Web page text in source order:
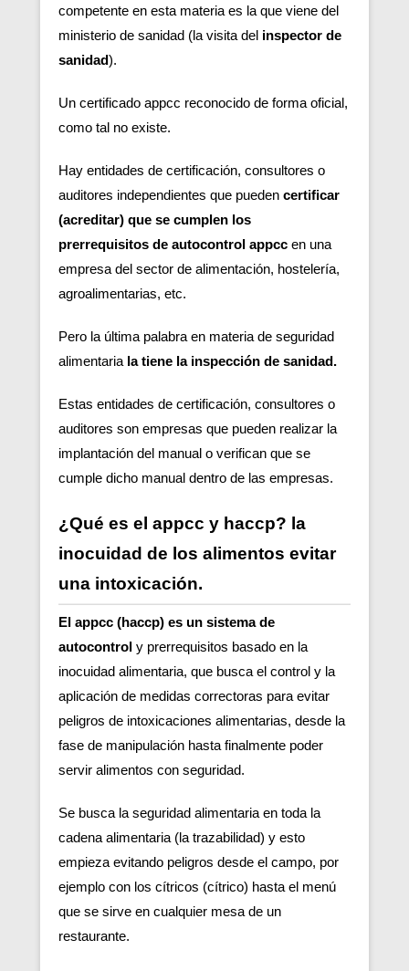
competente en esta materia es la que viene del
ministerio de sanidad (la visita del inspector de
sanidad).
Un certificado appcc reconocido de forma oficial,
como tal no existe.
Hay entidades de certificación, consultores o
auditores independientes que pueden certificar
(acreditar) que se cumplen los
prerrequisitos de autocontrol appcc en una
empresa del sector de alimentación, hostelería,
agroalimentarias, etc.
Pero la última palabra en materia de seguridad
alimentaria la tiene la inspección de sanidad.
Estas entidades de certificación, consultores o
auditores son empresas que pueden realizar la
implantación del manual o verifican que se
cumple dicho manual dentro de las empresas.
¿Qué es el appcc y haccp? la
inocuidad de los alimentos evitar
una intoxicación.
El appcc (haccp) es un sistema de
autocontrol y prerrequisitos basado en la
inocuidad alimentaria, que busca el control y la
aplicación de medidas correctoras para evitar
peligros de intoxicaciones alimentarias, desde la
fase de manipulación hasta finalmente poder
servir alimentos con seguridad.
Se busca la seguridad alimentaria en toda la
cadena alimentaria (la trazabilidad) y esto
empieza evitando peligros desde el campo, por
ejemplo con los cítricos (cítrico) hasta el menú
que se sirve en cualquier mesa de un
restaurante.